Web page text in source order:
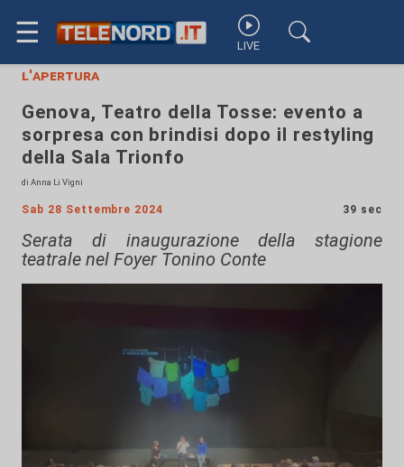
☰ LIVE
l'apertura
Genova, Teatro della Tosse: evento a
sorpresa con brindisi dopo il restyling
della Sala Trionfo
di Anna Li Vigni
Sab 28 Settembre 2024 39 sec
Serata di inaugurazione della stagione
teatrale nel Foyer Tonino Conte